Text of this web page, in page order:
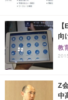
向
教
Z
中